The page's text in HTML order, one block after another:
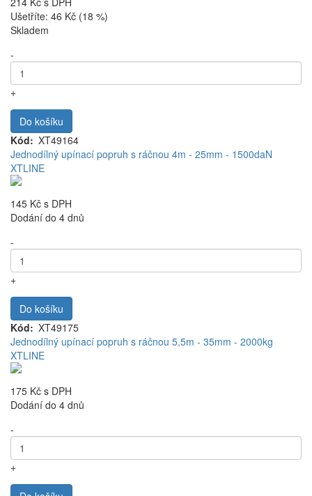
Ušetříte: 46 Kč (18 %)
Skladem
-
+
Do košíku
Kód
XT49164
Jednodílný upínací popruh s ráčnou 4m - 25mm - 1500daN
XTLINE
145 Kč s DPH
Dodání do 4 dnů
-
+
Do košíku
Kód
XT49175
Jednodílný upínací popruh s ráčnou 5,5m - 35mm - 2000kg
XTLINE
175 Kč s DPH
Dodání do 4 dnů
-
+